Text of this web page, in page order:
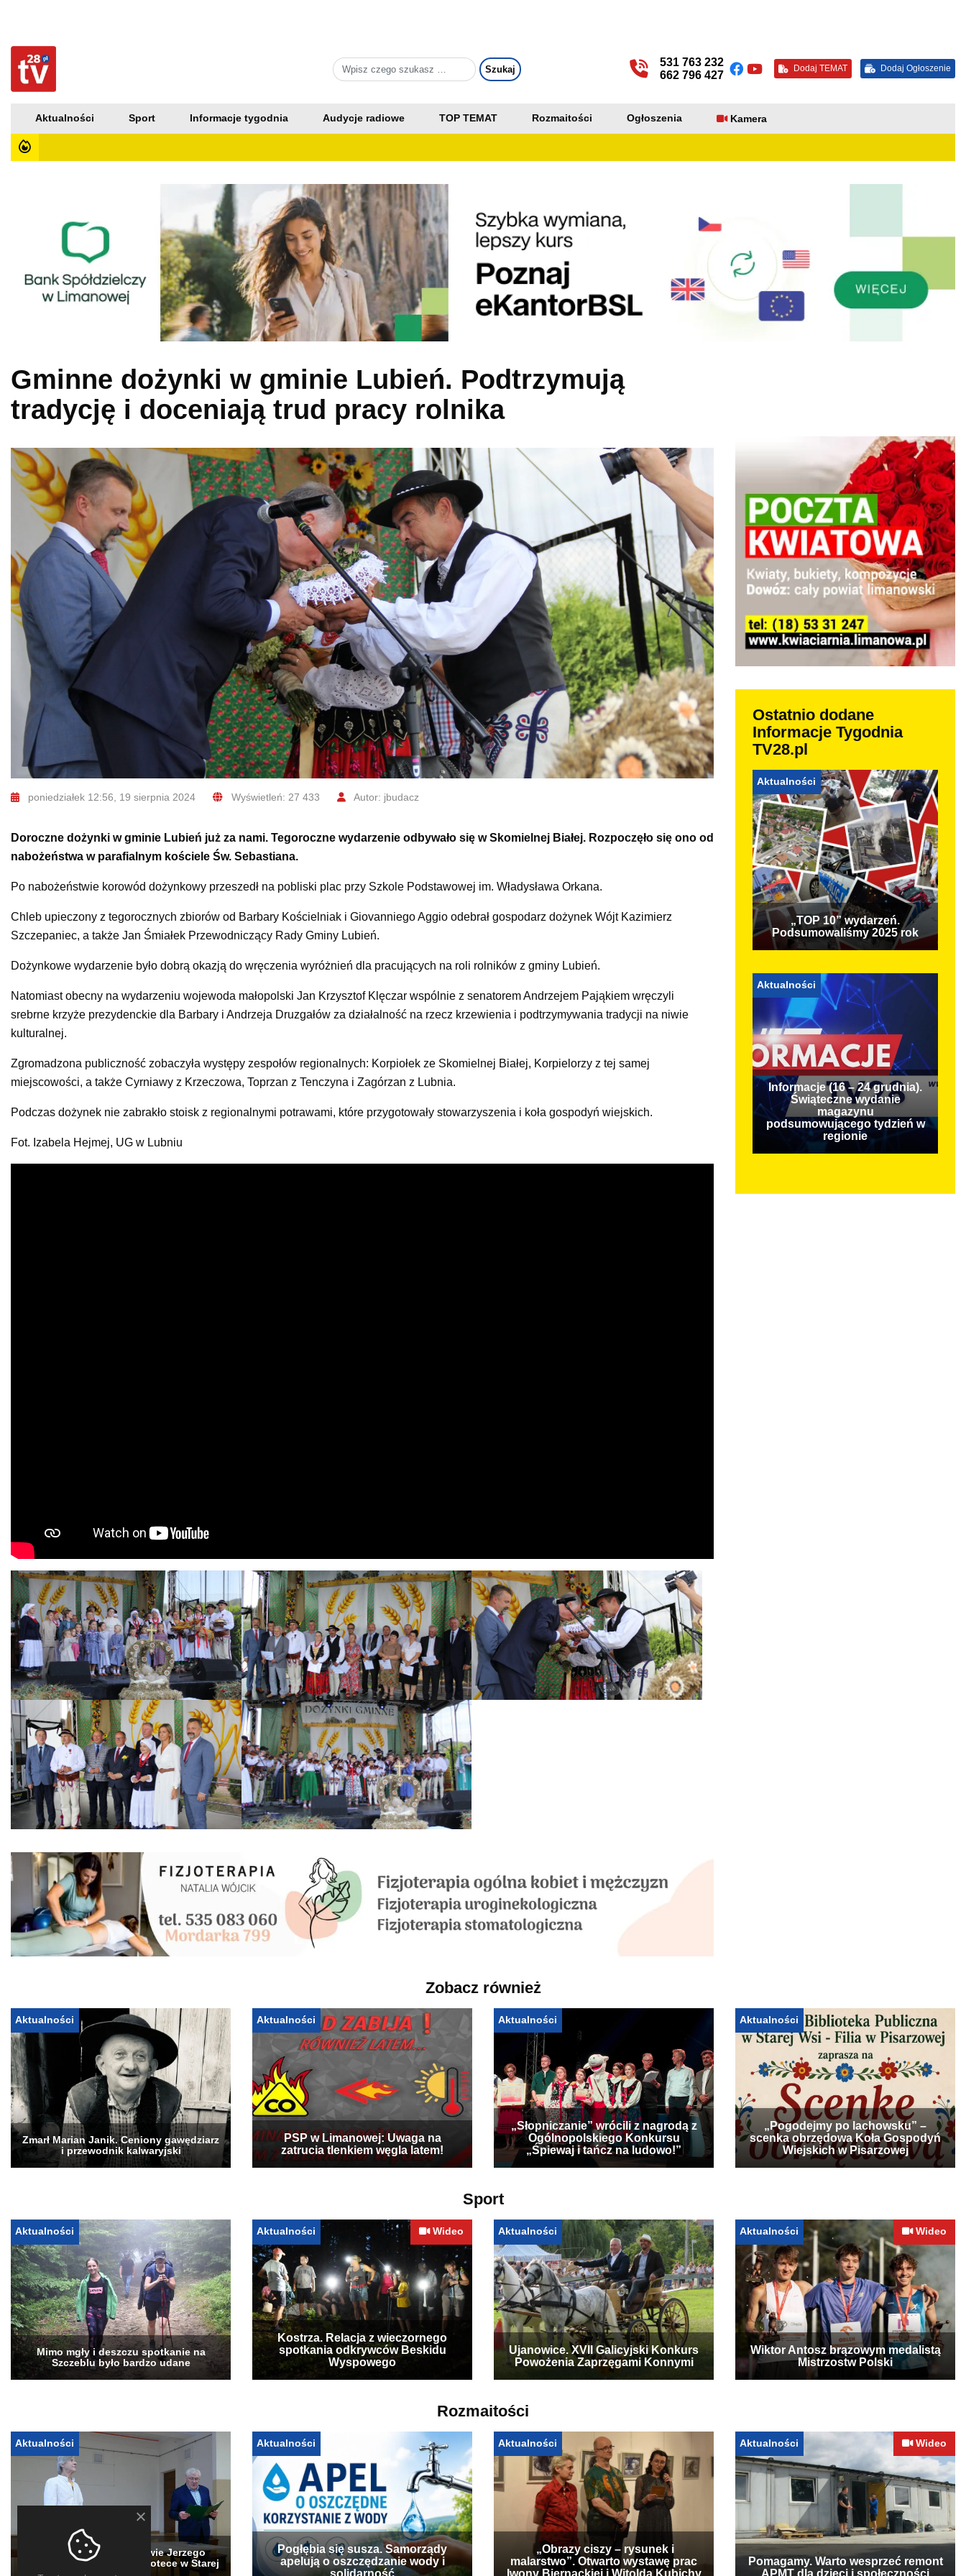
531 763 232
662 796 427
Dodaj TEMAT Dodaj Ogłoszenie
Aktualności Sport Informacje tygodnia Audycje radiowe TOP TEMAT Rozmaitości Ogłoszenia Kamera
Gminne dożynki w gminie Lubień. Podtrzymują
tradycję i doceniają trud pracy rolnika
poniedziałek 12:56, 19 sierpnia 2024 Wyświetleń: 27 433 Autor: jbudacz
Doroczne dożynki w gminie Lubień już za nami. Tegoroczne wydarzenie odbywało się w Skomielnej Białej. Rozpoczęło się ono od
nabożeństwa w parafialnym kościele Św. Sebastiana.
Po nabożeństwie korowód dożynkowy przeszedł na pobliski plac przy Szkole Podstawowej im. Władysława Orkana.
Chleb upieczony z tegorocznych zbiorów od Barbary Kościelniak i Giovanniego Aggio odebrał gospodarz dożynek Wójt Kazimierz
Szczepaniec, a także Jan Śmiałek Przewodniczący Rady Gminy Lubień.
Dożynkowe wydarzenie było dobrą okazją do wręczenia wyróżnień dla pracujących na roli rolników z gminy Lubień.
Natomiast obecny na wydarzeniu wojewoda małopolski Jan Krzysztof Klęczar wspólnie z senatorem Andrzejem Pająkiem wręczyli
srebrne krzyże prezydenckie dla Barbary i Andrzeja Druzgałów za działalność na rzecz krzewienia i podtrzymywania tradycji na niwie
kulturalnej.
Zgromadzona publiczność zobaczyła występy zespołów regionalnych: Korpiołek ze Skomielnej Białej, Korpielorzy z tej samej
miejscowości, a także Cyrniawy z Krzeczowa, Toprzan z Tenczyna i Zagórzan z Lubnia.
Podczas dożynek nie zabrakło stoisk z regionalnymi potrawami, które przygotowały stowarzyszenia i koła gospodyń wiejskich.
Fot. Izabela Hejmej, UG w Lubniu
Ostatnio dodane
Informacje Tygodnia
TV28.pl
Aktualności
„TOP 10” wydarzeń.
Podsumowaliśmy 2025 rok
Aktualności
Informacje (16 – 24 grudnia).
Świąteczne wydanie
magazynu
podsumowującego tydzień w
regionie
Zobacz również
Aktualności
Zmarł Marian Janik. Ceniony gawędziarz
i przewodnik kalwaryjski
Aktualności
PSP w Limanowej: Uwaga na
zatrucia tlenkiem węgla latem!
Aktualności
„Słopniczanie” wrócili z nagrodą z
Ogólnopolskiego Konkursu
„Śpiewaj i tańcz na ludowo!”
Aktualności
„Pogodejmy po lachowsku” –
scenka obrzędowa Koła Gospodyń
Wiejskich w Pisarzowej
Sport
Aktualności
Mimo mgły i deszczu spotkanie na
Szczeblu było bardzo udane
Aktualności Wideo
Kostrza. Relacja z wieczornego
spotkania odkrywców Beskidu
Wyspowego
Aktualności
Ujanowice. XVII Galicyjski Konkurs
Powożenia Zaprzęgami Konnymi
Aktualności Wideo
Wiktor Antosz brązowym medalistą
Mistrzostw Polski
Rozmaitości
Aktualności
„Stary Sącz” w obiektywie Jerzego
Jędrysa – wystawa w bibliotece w Starej
Aktualności
Pogłębia się susza. Samorządy
apelują o oszczędzanie wody i
Aktualności
„Obrazy ciszy – rysunek i
malarstwo”. Otwarto wystawę prac
Aktualności Wideo
Pomagamy. Warto wesprzeć remont